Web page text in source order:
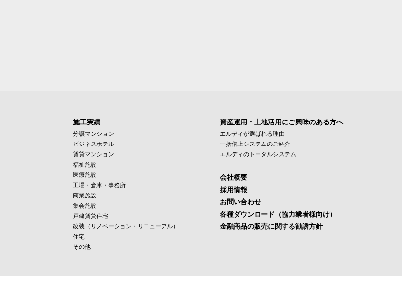
施工実績
分譲マンション
ビジネスホテル
賃貸マンション
福祉施設
医療施設
工場・倉庫・事務所
商業施設
集会施設
戸建賃貸住宅
改装（リノベーション・リニューアル）
住宅
その他
資産運用・土地活用にご興味のある方へ
エルディが選ばれる理由
一括借上システムのご紹介
エルディのトータルシステム
会社概要
採用情報
お問い合わせ
各種ダウンロード（協力業者様向け）
金融商品の販売に関する勧誘方針